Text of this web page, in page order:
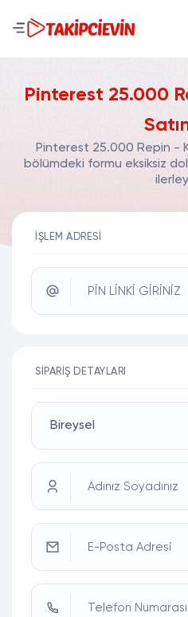
Pinterest 25.000
Pinterest 25.000 Repin -
bölümdeki formu eksiksiz
İŞLEM ADRESI
PİN LİNKİ GİRİNİZ
SIPARIŞ DETAYLARI
Adınız Soyadınız
E-Posta Adresi
Telefon Numarası